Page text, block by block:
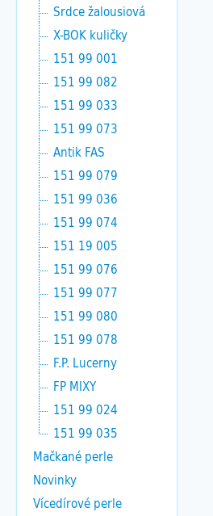
Srdce žalousiová
X-BOK kuličky
151 99 001
151 99 082
151 99 033
151 99 073
Antik FAS
151 99 079
151 99 036
151 99 074
151 19 005
151 99 076
151 99 077
151 99 080
151 99 078
F.P. Lucerny
FP MIXY
151 99 024
151 99 035
Mačkané perle
Novinky
Vícedírové perle